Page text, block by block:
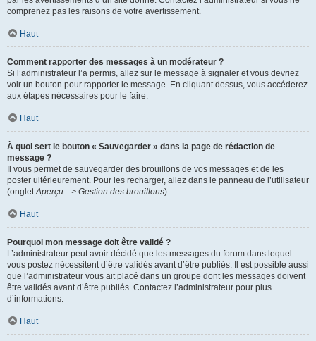
comprenez pas les raisons de votre avertissement.
Haut
Comment rapporter des messages à un modérateur ?
Si l’administrateur l’a permis, allez sur le message à signaler et vous devriez
voir un bouton pour rapporter le message. En cliquant dessus, vous accéderez
aux étapes nécessaires pour le faire.
Haut
À quoi sert le bouton « Sauvegarder » dans la page de rédaction de
message ?
Il vous permet de sauvegarder des brouillons de vos messages et de les
poster ultérieurement. Pour les recharger, allez dans le panneau de l’utilisateur
(ongletAperçu --> Gestion des brouillons).
Haut
Pourquoi mon message doit être validé ?
L’administrateur peut avoir décidé que les messages du forum dans lequel
vous postez nécessitent d’être validés avant d’être publiés. Il est possible aussi
que l’administrateur vous ait placé dans un groupe dont les messages doivent
être validés avant d’être publiés. Contactez l’administrateur pour plus
d’informations.
Haut